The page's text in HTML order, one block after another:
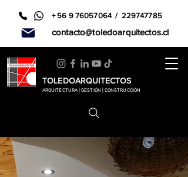
TOLEDOARQUITECTOS
ARQUITECTURA | GESTIÓN | CONSTRUCCIÓN
+ 56 9 76057064/ 229747785
contacto@toledoarquitectos.cl